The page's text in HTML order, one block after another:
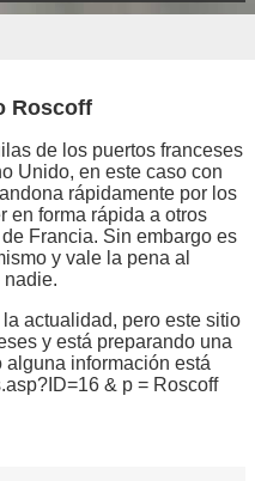
Roscoff
de los puertos franceses
Unido, en este caso con
rápidamente por los
en forma rápida a otros
Francia. Sin embargo es
y vale la pena al
nadie.
actualidad, pero este sitio
y está preparando una
información está
& p = Roscoff